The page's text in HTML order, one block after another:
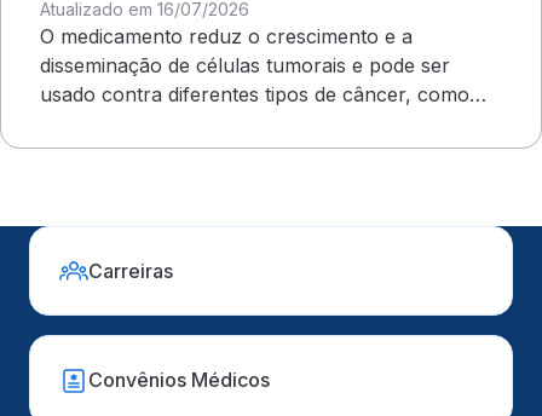
Atualizado em 16/07/2026
O medicamento reduz o crescimento e a
disseminação de células tumorais e pode ser
usado contra diferentes tipos de câncer, como
Carreiras
Convênios Médicos